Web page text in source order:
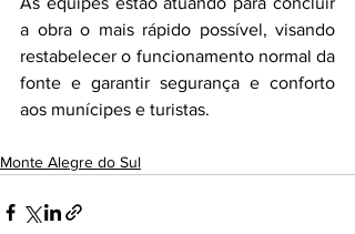
a obra o mais rápido possível, visando
restabelecer o funcionamento normal da
fonte e garantir segurança e conforto
aos munícipes e turistas.
Monte Alegre do Sul